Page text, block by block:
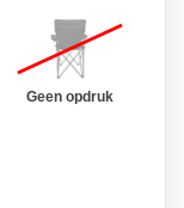
Geen opdruk